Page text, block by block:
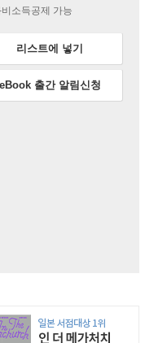
비소득공제 가능
리스트에 넣기
eBook 출간 알림신청